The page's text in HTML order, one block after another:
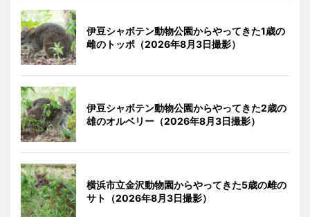
伊豆シャボテン動物公園からやってきた1歳の
雌のトッポ（2026年8月3日撮影）
伊豆シャボテン動物公園からやってきた2歳の
雄のオルベリー（2026年8月3日撮影）
横浜市立金沢動物園からやってきた5歳の雌の
サト（2026年8月3日撮影）